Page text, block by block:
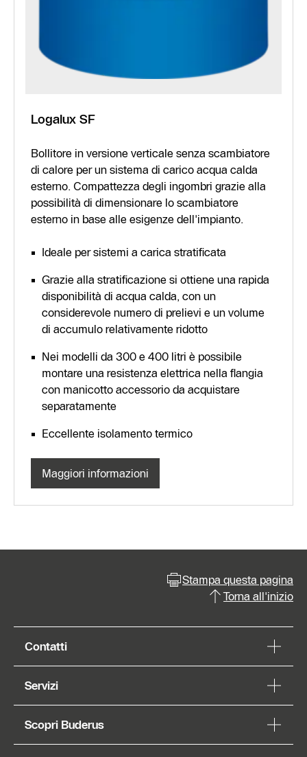
Logalux SF
Bollitore in versione verticale senza scambiatore
di calore per un sistema di carico acqua calda
esterno. Compattezza degli ingombri grazie alla
possibilità di dimensionare lo scambiatore
esterno in base alle esigenze dell'impianto.
Ideale per sistemi a carica stratificata
Grazie alla stratificazione si ottiene una rapida
disponibilità di acqua calda, con un
considerevole numero di prelievi e un volume
di accumulo relativamente ridotto
Nei modelli da 300 e 400 litri è possibile
montare una resistenza elettrica nella flangia
con manicotto accessorio da acquistare
separatamente
Eccellente isolamento termico
Maggiori informazioni
Stampa questa pagina
Torna all'inizio
Contatti
Servizi
Scopri Buderus